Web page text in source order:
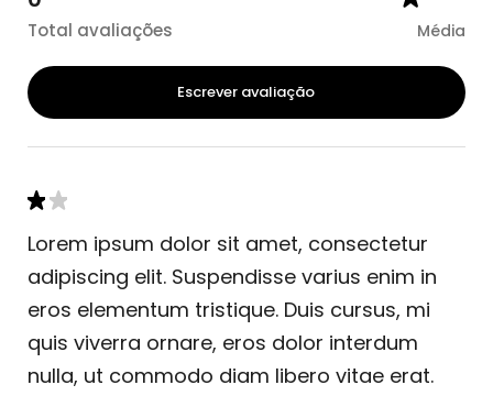
Total avaliações Média
Escrever avaliação
Lorem ipsum dolor sit amet, consectetur
adipiscing elit. Suspendisse varius enim in
eros elementum tristique. Duis cursus, mi
quis viverra ornare, eros dolor interdum
nulla, ut commodo diam libero vitae erat.